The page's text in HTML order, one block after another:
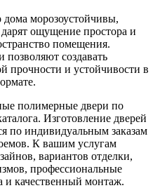
морозоустойчивы,
ощущение простора и
помещения.
создавать
прочности и устойчивости в
полимерные двери по
Изготовление дверей
по индивидуальным заказам
К вашим услугам
вариантов отделки,
профессиональные
и качественный монтаж.